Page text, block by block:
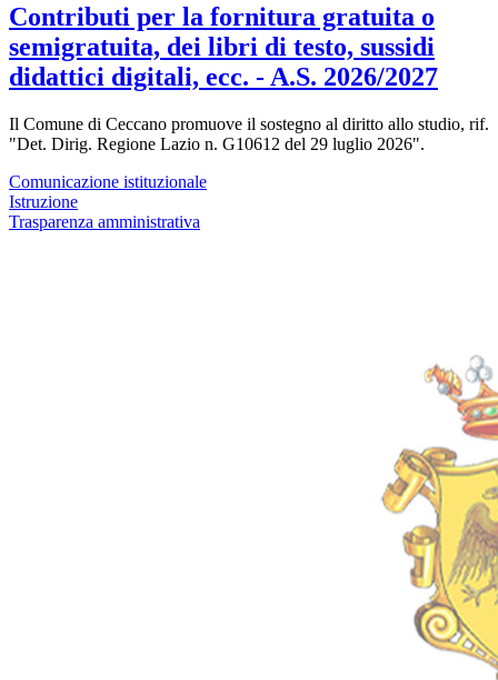
Contributi per la fornitura gratuita o
semigratuita, dei libri di testo, sussidi
didattici digitali, ecc. - A.S. 2026/2027
Il Comune di Ceccano promuove il sostegno al diritto allo studio, rif.
"Det. Dirig. Regione Lazio n. G10612 del 29 luglio 2026".
Comunicazione istituzionale
Istruzione
Trasparenza amministrativa